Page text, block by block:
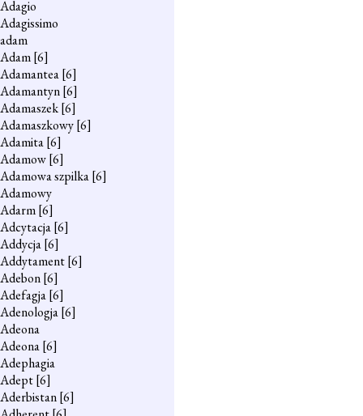
Adagio
Adagissimo
adam
Adam[6]
Adamantea[6]
Adamantyn[6]
Adamaszek[6]
Adamaszkowy[6]
Adamita[6]
Adamow[6]
Adamowa szpilka[6]
Adamowy
Adarm[6]
Adcytacja[6]
Addycja[6]
Addytament[6]
Adebon[6]
Adefagja[6]
Adenologja[6]
Adeona
Adeona[6]
Adephagia
Adept[6]
Aderbistan[6]